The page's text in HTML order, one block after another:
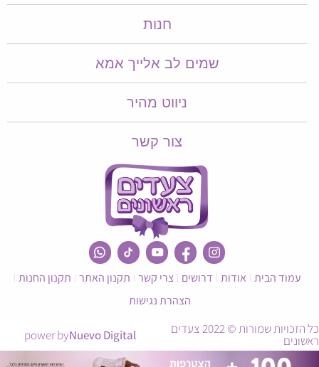
חנות
שמים לב אלייך אמא​​
ניווט מהיר
צור קשר
עמוד הבית אודות דרושים צרי קשר תקנון האתר תקנון החנות
הצהרת נגישות
כל הזכויות שמורות © 2022 צעדים
ראשונים power byNuevo Digital